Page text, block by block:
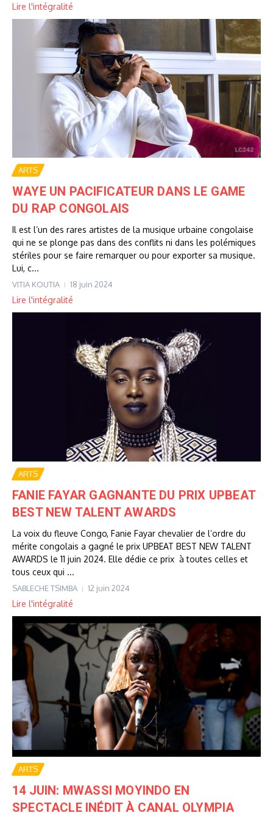
Lire l'intégralité
ARTS
WAYE UN PACIFICATEUR DANS LE GAME
DU RAP CONGOLAIS
Il est l’un des rares artistes de la musique urbaine congolaise
qui ne se plonge pas dans des conflits ni dans les polémiques
stériles pour se faire remarquer ou pour exporter sa musique.
Lui, c...
VITIA KOUTIA 18 juin 2024
Lire l'intégralité
ARTS
FANIE FAYAR GAGNANTE DU PRIX UPBEAT
BEST NEW TALENT AWARDS
La voix du fleuve Congo, Fanie Fayar chevalier de l’ordre du
mérite congolais a gagné le prix UPBEAT BEST NEW TALENT
AWARDS le 11 juin 2024. Elle dédie ce prix à toutes celles et
tous ceux qui ...
SABLECHE TSIMBA 12 juin 2024
Lire l'intégralité
ARTS
14 JUIN: MWASSI MOYINDO EN
SPECTACLE INÉDIT À CANAL OLYMPIA